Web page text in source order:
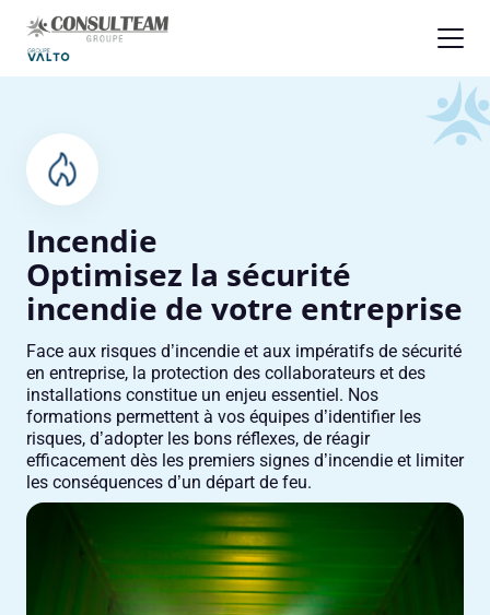
Incendie
Optimisez la sécurité
incendie de votre entreprise
Face aux risques d’incendie et aux impératifs de sécurité
en entreprise, la protection des collaborateurs et des
installations constitue un enjeu essentiel. Nos
formations permettent à vos équipes d’identifier les
risques, d’adopter les bons réflexes, de réagir
efficacement dès les premiers signes d’incendie et limiter
les conséquences d’un départ de feu.
Panneau de gestion des cookies